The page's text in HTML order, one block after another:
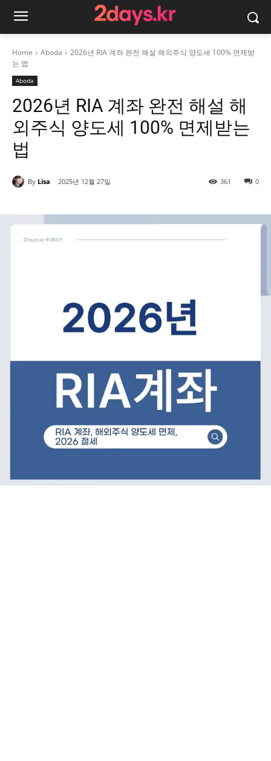
Home Aboda
2026년 RIA 계좌 완전 해설 해외주식 양도세 100% 면제받
는 법
Aboda
2026년 RIA 계좌 완전 해설 해
외주식 양도세 100% 면제받는
법
By Lisa 2025년 12월 27일 0
361